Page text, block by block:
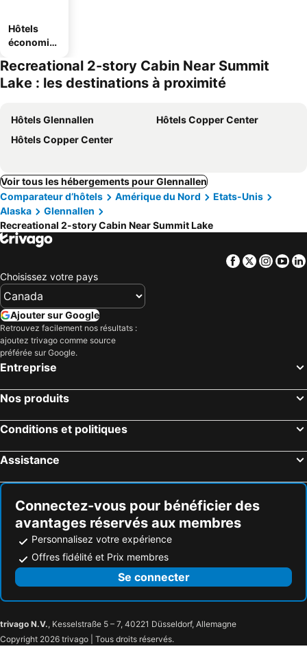
Hôtels
économiq
Recreational 2-story Cabin Near Summit
Lake : les destinations à proximité
Hôtels Glennallen
Hôtels Copper Center
Hôtels Copper Center
Voir tous les hébergements pour Glennallen
Comparateur d’hôtels
Amérique du Nord
Etats-Unis
Alaska
Glennallen
Recreational 2-story Cabin Near Summit Lake
Facebook
Twitter
Choisissez votre pays
Ajouter sur Google
Retrouvez facilement nos résultats :
ajoutez trivago comme source
préférée sur Google.
Entreprise
Nos produits
Conditions et politiques
Assistance
Connectez-vous pour bénéficier des
avantages réservés aux membres
Personnalisez votre expérience
Offres fidélité et Prix membres
Se connecter
trivago N.V., Kesselstraße 5 – 7, 40221 Düsseldorf, Allemagne
Copyright 2026 trivago | Tous droits réservés.